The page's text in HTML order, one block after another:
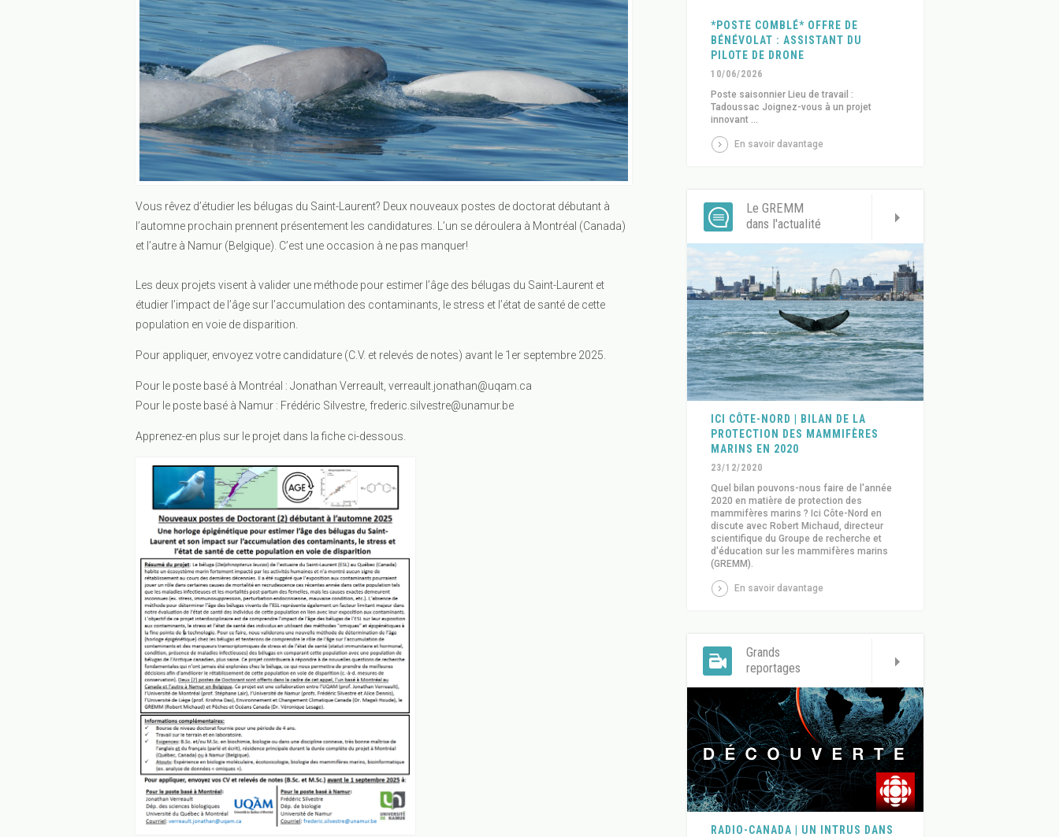
Vous rêvez d’étudier les bélugas du Saint-Laurent? Deux nouveaux postes de doctorat débutant à
l’automne prochain prennent présentement les candidatures. L’un se déroulera à Montréal (Canada)
et l’autre à Namur (Belgique). C’est une occasion à ne pas manquer!
Les deux projets visent à valider une méthode pour estimer l’âge des bélugas du Saint-Laurent et
étudier l’impact de l’âge sur l’accumulation des contaminants, le stress et l’état de santé de cette
population en voie de disparition.
Pour appliquer, envoyez votre candidature (C.V. et relevés de notes) avant le 1er septembre 2025.
Pour le poste basé à Montréal : Jonathan Verreault, verreault.jonathan@uqam.ca
Pour le poste basé à Namur : Frédéric Silvestre, frederic.silvestre@unamur.be
Apprenez-en plus sur le projet dans la fiche ci-dessous.
*POSTE COMBLÉ* OFFRE DE
BÉNÉVOLAT : ASSISTANT DU
PILOTE DE DRONE
10/06/2026
Poste saisonnier Lieu de travail :
Tadoussac Joignez-vous à un projet
innovant ...
En savoir davantage
Le GREMM
dans l'actualité
ICI CÔTE-NORD | BILAN DE LA
PROTECTION DES MAMMIFÈRES
MARINS EN 2020
23/12/2020
Quel bilan pouvons-nous faire de l'année
2020 en matière de protection des
mammifères marins ? Ici Côte-Nord en
discute avec Robert Michaud, directeur
scientifique du Groupe de recherche et
d'éducation sur les mammifères marins
(GREMM).
En savoir davantage
Grands
reportages
RADIO-CANADA | UN INTRUS DANS